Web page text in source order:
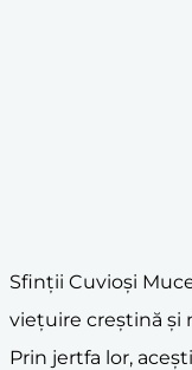
Sfinții Cuvioși
viețuire creștină și
Prin jertfa lor,